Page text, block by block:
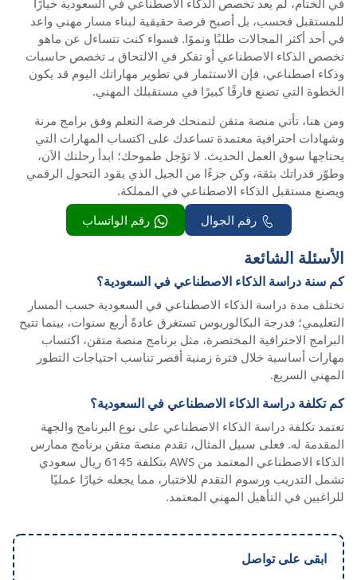
في الختام، لم يعد تخصص الذكاء الاصطناعي في السعودية خيارًا
للمستقبل فحسب، بل أصبح فرصة حقيقية لبناء مسار مهني واعد
في أحد أكثر المجالات طلبًا ونموًا. فسواء كنت تتساءل عن ماهو
تخصص الذكاء الاصطناعي أو تفكر في الالتحاق بـ تخصص حاسبات
وذكاء اصطناعي، فإن الاستثمار في تطوير مهاراتك اليوم قد يكون
الخطوة التي تصنع فارقًا كبيرًا في مستقبلك المهني.
ومن هنا، تأتي منصة متقن لتمنحك فرصة التعلم وفق برامج مرنة
وشهادات احترافية معتمدة تساعدك على اكتساب المهارات التي
يحتاجها سوق العمل الحديث. لا تؤجل طموحك؛ ابدأ رحلتك الآن،
وطوّر قدراتك بثقة، وكن جزءًا من الجيل الذي يقود التحول الرقمي
ويصنع مستقبل الذكاء الاصطناعي في المملكة.
رقم الجوال
رقم الواتساب
الأسئلة الشائعة
كم سنة دراسة الذكاء الاصطناعي في السعودية؟
تختلف مدة دراسة الذكاء الاصطناعي في السعودية حسب المسار
التعليمي؛ فدرجة البكالوريوس تستغرق عادةً أربع سنوات، بينما تتيح
البرامج الاحترافية المختصرة، مثل برنامج منصة متقن، اكتساب
مهارات أساسية خلال فترة زمنية أقصر تناسب احتياجات التطور
المهني السريع.
كم تكلفة دراسة الذكاء الاصطناعي في السعودية؟
تعتمد تكلفة دراسة الذكاء الاصطناعي على نوع البرنامج والجهة
المقدمة له. فعلى سبيل المثال، تقدم منصة متقن برنامج ممارس
الذكاء الاصطناعي المعتمد من AWS بتكلفة 6145 ريال سعودي
تشمل التدريب ورسوم التقدم للاختبار، مما يجعله خيارًا عمليًا
للراغبين في التأهيل المهني المعتمد.
ابقى على تواصل